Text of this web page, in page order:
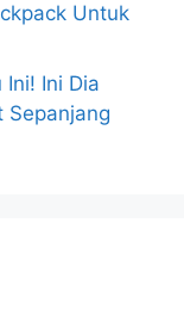
Untuk
Ini Dia
Sepanjang